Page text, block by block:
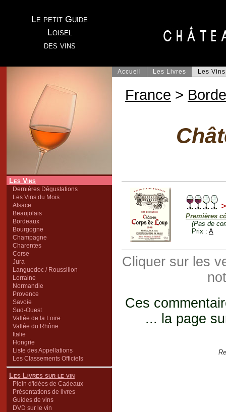
Le petit Guide
Loisel
des vins
Les Vins
Dernières Dégustations
Les Vins du Mois
Alsace
Beaujolais
Bordeaux
Bourgogne
Champagne
Charentes
Corse
Jura
Languedoc / Roussillon
Lorraine
Normandie
Provence
Savoie
Sud-Ouest
Vallée de la Loire
Vallée du Rhône
Italie
Hongrie
Liste des Appellations
Les Classements Officiels
Les Livres sur le vin
Plein d'Idées de Cadeaux
Présentations de livres
Guides de vins
DVD sur le vin
Accueil Les Livres Les Vins
France >
Premières
(Pas de
Prix : A
Cliquer sur les
Ces
... la page